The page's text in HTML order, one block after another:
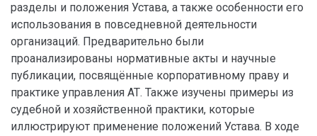
разделы и положения Устава, а также особенности его
использования в повседневной деятельности
организаций. Предварительно были
проанализированы нормативные акты и научные
публикации, посвящённые корпоративному праву и
практике управления АТ. Также изучены примеры из
судебной и хозяйственной практики, которые
иллюстрируют применение положений Устава. В ходе